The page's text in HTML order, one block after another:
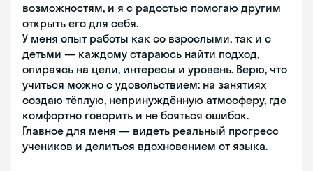
возможностям, и я с радостью помогаю другим
открыть его для себя.
У меня опыт работы как со взрослыми, так и с
детьми — каждому стараюсь найти подход,
опираясь на цели, интересы и уровень. Верю, что
учиться можно с удовольствием: на занятиях
создаю тёплую, непринуждённую атмосферу, где
комфортно говорить и не бояться ошибок.
Главное для меня — видеть реальный прогресс
учеников и делиться вдохновением от языка.